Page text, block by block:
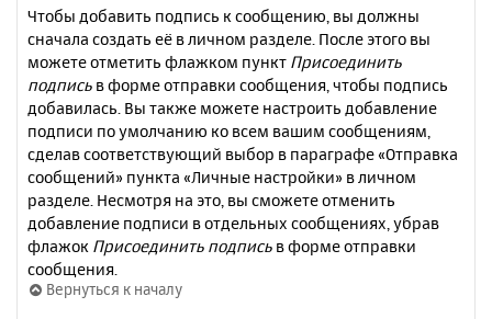
Чтобы добавить подпись к сообщению, вы должны
сначала создать её в личном разделе. После этого вы
можете отметить флажком пункт Присоединить
подпись в форме отправки сообщения, чтобы подпись
добавилась. Вы также можете настроить добавление
подписи по умолчанию ко всем вашим сообщениям,
сделав соответствующий выбор в параграфе «Отправка
сообщений» пункта «Личные настройки» в личном
разделе. Несмотря на это, вы сможете отменить
добавление подписи в отдельных сообщениях, убрав
флажок Присоединить подпись в форме отправки
сообщения.
Вернуться к началу